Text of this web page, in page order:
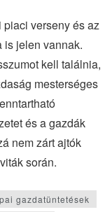
verseny és az
is jelen vannak.
kell találnia,
mesterséges
és a gazdák
nem zárt ajtók
során.
gazdatüntetések